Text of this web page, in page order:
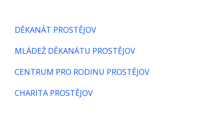
DĚKANÁT PROSTĚJOV
MLÁDEŽ DĚKANÁTU PROSTĚJOV
CENTRUM PRO RODINU PROSTĚJOV
CHARITA PROSTĚJOV